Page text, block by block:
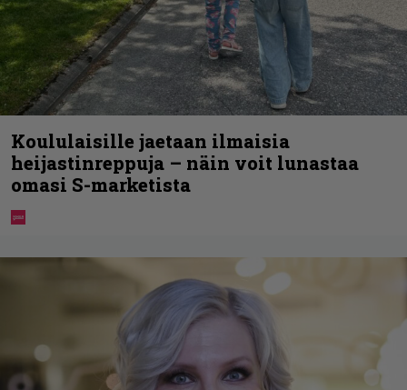
Koululaisille jaetaan ilmaisia
heijastinreppuja – näin voit lunastaa
omasi S-marketista